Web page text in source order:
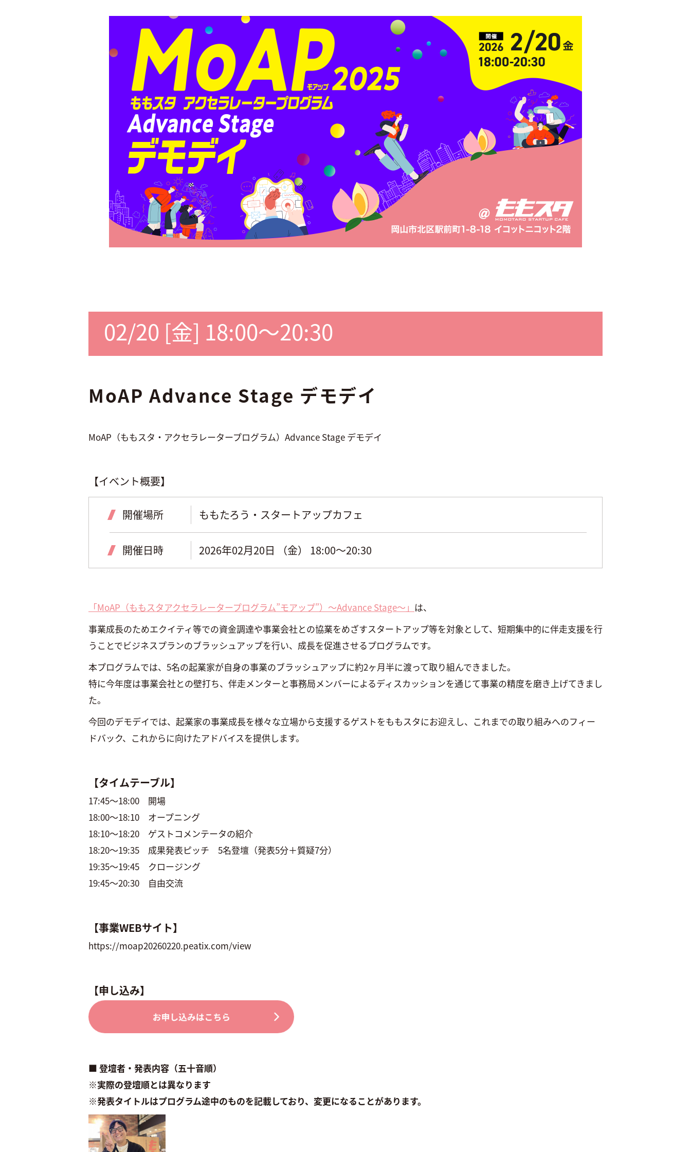
02/20 [金] 18:00～20:30
MoAP Advance Stage デモデイ
MoAP（ももスタ・アクセラレータープログラム）Advance Stage デモデイ
【イベント概要】
開催場所 ももたろう・スタートアップカフェ
開催日時 2026年02月20日 （金） 18:00～20:30
「MoAP（ももスタアクセラレータープログラム”モアップ”）〜Advance Stage〜」 は、
事業成長のためエクイティ等での資金調達や事業会社との協業をめざすスタートアップ等を対象として、短期集中的に伴走支援を行
うことでビジネスプランのブラッシュアップを行い、成長を促進させるプログラムです。
本プログラムでは、5名の起業家が自身の事業のブラッシュアップに約2ヶ月半に渡って取り組んできました。
特に今年度は事業会社との壁打ち、伴走メンターと事務局メンバーによるディスカッションを通じて事業の精度を磨き上げてきまし
た。
今回のデモデイでは、起業家の事業成長を様々な立場から支援するゲストをももスタにお迎えし、これまでの取り組みへのフィー
ドバック、これからに向けたアドバイスを提供します。
【タイムテーブル】
17:45〜18:00 開場
18:00～18:10 オープニング
18:10〜18:20 ゲストコメンテータの紹介
18:20〜19:35 成果発表ピッチ 5名登壇（発表5分＋質疑7分）
19:35〜19:45 クロージング
19:45〜20:30 自由交流
【事業WEBサイト】
https://moap20260220.peatix.com/view
【申し込み】
■ 登壇者・発表内容（五十音順）
※実際の登壇順とは異なります
※発表タイトルはプログラム途中のものを記載しており、変更になることがあります。